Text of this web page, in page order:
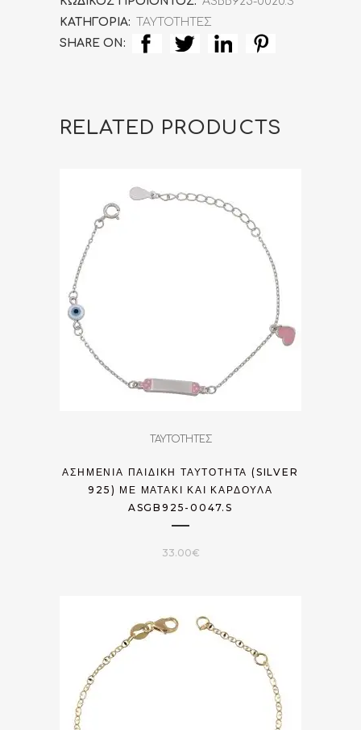
(Silver
ASBB925-
0020.S
quantity
ΚΑΤΗΓΟΡΊΑ:
ΤΑΥΤΟΤΗΤΕΣ
SHARE ON:
RELATED PRODUCTS
ΤΑΥΤΟΤΗΤΕΣ
ΑΣΗΜΈΝΙΑ ΠΑΙΔΙΚΉ ΤΑΥΤΌΤΗΤΑ (SILVER
925) ΜΕ ΜΑΤΆΚΙ ΚΑΙ ΚΑΡΔΟΎΛΑ
ASGB925-0047.S
33.00€